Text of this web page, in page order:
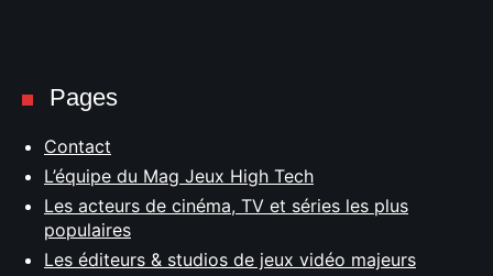
Pages
Contact
L’équipe du Mag Jeux High Tech
Les acteurs de cinéma, TV et séries les plus
populaires
Les éditeurs & studios de jeux vidéo majeurs